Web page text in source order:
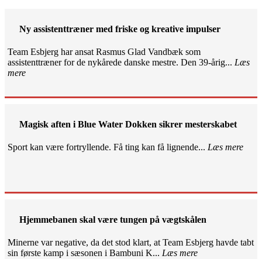
Ny assistenttræner med friske og kreative impulser
Team Esbjerg har ansat Rasmus Glad Vandbæk som
assistenttræner for de nykårede danske mestre. Den 39-årig... Læs
mere
Magisk aften i Blue Water Dokken sikrer mesterskabet
Sport kan være fortryllende. Få ting kan få lignende... Læs mere
Hjemmebanen skal være tungen på vægtskålen
Minerne var negative, da det stod klart, at Team Esbjerg havde tabt
sin første kamp i sæsonen i Bambuni K... Læs mere